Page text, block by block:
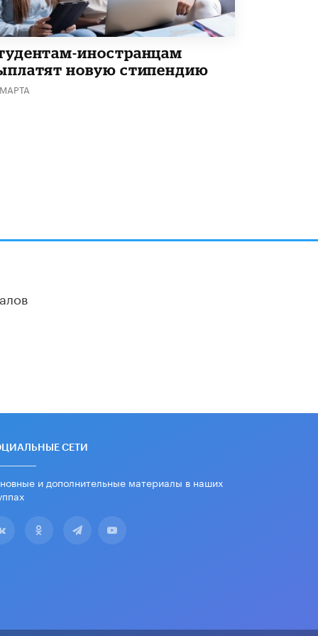
В Минобрнауки рассказали о новых
правилах приема в аспирантуру
1 ИЮНЯ /КАЧЕСТВО ОБРАЗОВАНИЯ
иностранцам
новую стипендию
СЕТИ
и дополнительные материалы в наших